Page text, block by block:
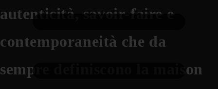
autenticità, savoir-faire e
contemporaneità che da
sempre definiscono la maison